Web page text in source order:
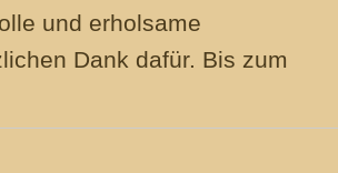
und erholsame
Dank dafür. Bis zum